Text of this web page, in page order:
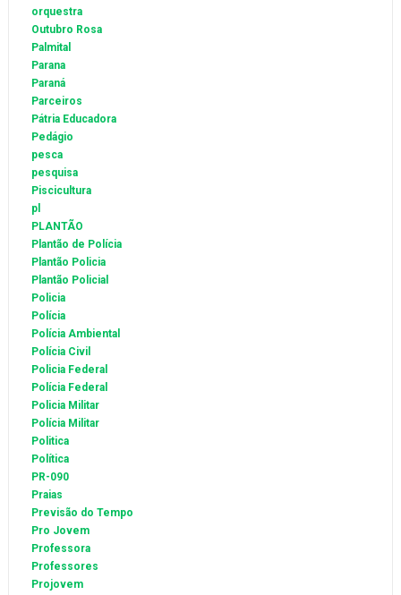
orquestra
Outubro Rosa
Palmital
Parana
Paraná
Parceiros
Pátria Educadora
Pedágio
pesca
pesquisa
Piscicultura
pl
PLANTÃO
Plantão de Polícia
Plantão Policia
Plantão Policial
Policia
Polícia
Polícia Ambiental
Polícia Civil
Policia Federal
Polícia Federal
Policia Militar
Polícia Militar
Politica
Política
PR-090
Praias
Previsão do Tempo
Pro Jovem
Professora
Professores
Projovem